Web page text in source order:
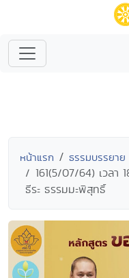
หน้าแรก ธรรมบรรยาย
161(5/07/64) เวลา
ธีระ ธรรมมะพิสุทธิ์